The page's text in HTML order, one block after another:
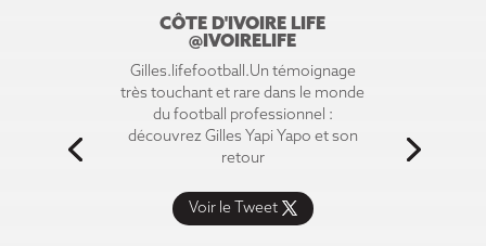
CÔTE D'IVOIRE LIFE
@IVOIRELIFE
Gilles.lifefootball.Un témoignage
très touchant et rare dans le monde
du football professionnel :
découvrez Gilles Yapi Yapo et son
retour
Voir le Tweet